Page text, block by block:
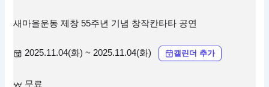
새마을운동 제창 55주년 기념 창작칸타타 공연
2025.11.04(화) ~ 2025.11.04(화) 캘린더 추가
무료